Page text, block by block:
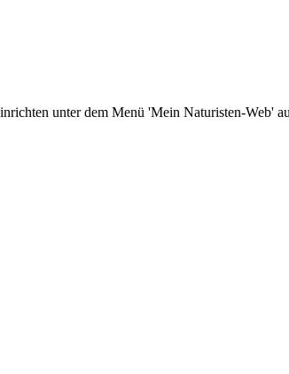
unter dem Menü 'Mein Naturisten-Web'